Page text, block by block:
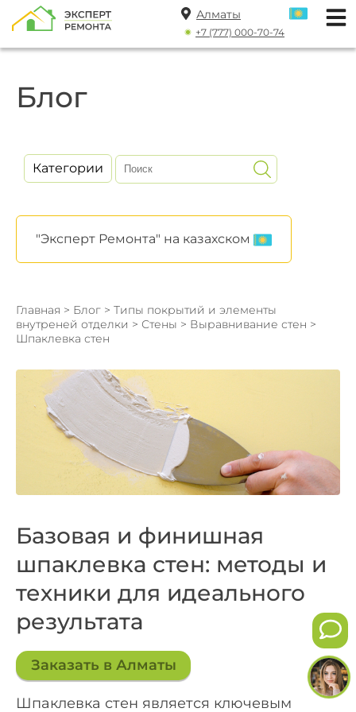
Алматы
+7 (777) 000-70-74
Блог
Категории
"Эксперт Ремонта" на казахском
Главная > Блог > Типы покрытий и элементы
внутреней отделки > Стены > Выравнивание стен >
Шпаклевка стен
Базовая и финишная
шпаклевка стен: методы и
техники для идеального
результата
Заказать в Алматы
Шпаклевка стен является ключевым